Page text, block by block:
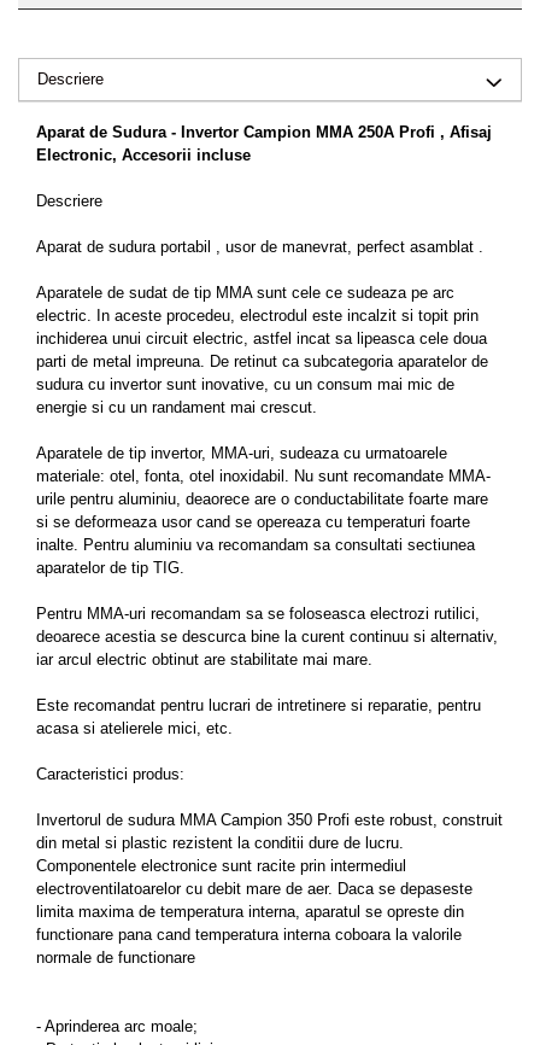
Instalatii sanitare
Chiuvete
Intretinere
Masini de maturat si accesorii
Accesorii motocositoare
Accesorii pentru masini de tuns
gazon
Masini de tuns iarba/gazon
Tractorase pentru gazon
Mobilier pentru gradina
Mori de macinat cereale
Pompe de apa
Motopompe
Accesorii pentru irigatii
Furtunuri
Hidrofoare
Pompe de apa de suprafata
Pompe recirculare
Timp liber
Accesorii pentru ATV
Alte vehicule electrice
ATV-uri
Biciclete
Tocatoare resturi vegetale
Accesorii auto
Compresoare aer
Echipamente industriale de
brichetare / peletizare
Echipamente pentru protectia
Pistoale de lipit
Descriere
Aparat de Sudura - Invertor Campion MMA 250A Profi , Afisaj
Electronic, Accesorii incluse
Descriere
Aparat de sudura portabil , usor de manevrat, perfect asamblat .
Aparatele de sudat de tip MMA sunt cele ce sudeaza pe arc
electric. In aceste procedeu, electrodul este incalzit si topit prin
inchiderea unui circuit electric, astfel incat sa lipeasca cele doua
parti de metal impreuna. De retinut ca subcategoria aparatelor de
sudura cu invertor sunt inovative, cu un consum mai mic de
energie si cu un randament mai crescut.
Aparatele de tip invertor, MMA-uri, sudeaza cu urmatoarele
materiale: otel, fonta, otel inoxidabil. Nu sunt recomandate MMA-
urile pentru aluminiu, deaorece are o conductabilitate foarte mare
si se deformeaza usor cand se opereaza cu temperaturi foarte
inalte. Pentru aluminiu va recomandam sa consultati sectiunea
aparatelor de tip TIG.
Pentru MMA-uri recomandam sa se foloseasca electrozi rutilici,
deoarece acestia se descurca bine la curent continuu si alternativ,
iar arcul electric obtinut are stabilitate mai mare.
Este recomandat pentru lucrari de intretinere si reparatie, pentru
acasa si atelierele mici, etc.
Caracteristici produs:
Invertorul de sudura MMA Campion 350 Profi este robust, construit
din metal si plastic rezistent la conditii dure de lucru.
Componentele electronice sunt racite prin intermediul
electroventilatoarelor cu debit mare de aer. Daca se depaseste
limita maxima de temperatura interna, aparatul se opreste din
functionare pana cand temperatura interna coboara la valorile
normale de functionare
- Aprinderea arc moale;